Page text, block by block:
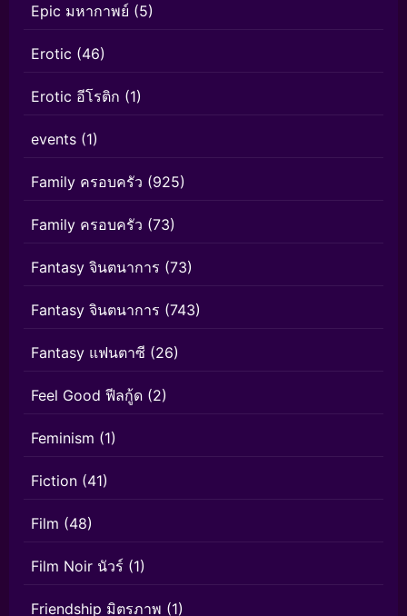
Epic มหากาพย์ (5)
Erotic (46)
Erotic อีโรติก (1)
events (1)
Family ครอบครัว (925)
Family ครอบครัว (73)
Fantasy จินตนาการ (73)
Fantasy จินตนาการ (743)
Fantasy แฟนตาซี (26)
Feel Good ฟีลกู้ด (2)
Feminism (1)
Fiction (41)
Film (48)
Film Noir นัวร์ (1)
Friendship มิตรภาพ (1)